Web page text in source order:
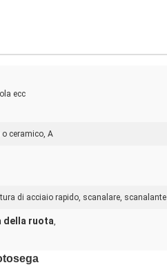
ecc
ceramico, A
di acciaio rapido, scanalare, scanalante
della ruota,